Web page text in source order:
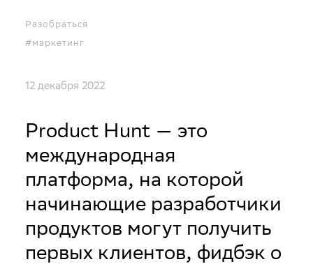
Разобраться
#маркетинг
12 декабря 2022
Product Hunt — это
международная
платформа, на которой
начинающие разработчики
продуктов могут получить
первых клиентов, фидбэк о